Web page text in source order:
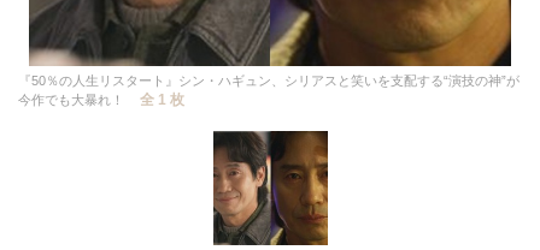
『50％の人生リスタート』シン・ハギュン、シリアスと笑いを支配する“演技の神”が
今作でも大暴れ！
全 1 枚